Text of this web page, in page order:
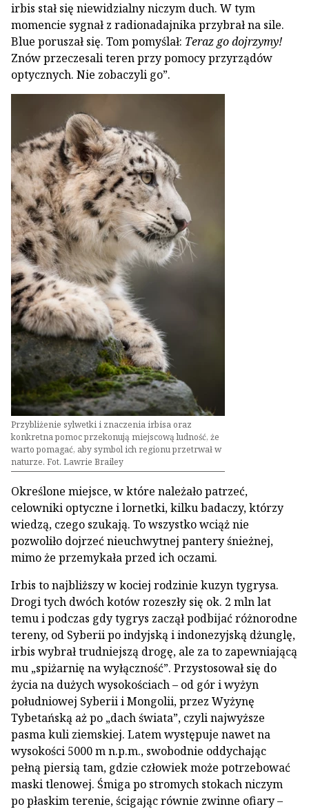
irbis stał się niewidzialny niczym duch. W tym
momencie sygnał z radionadajnika przybrał na sile.
Blue poruszał się. Tom pomyślał: Teraz go dojrzymy!
Znów przeczesali teren przy pomocy przyrządów
optycznych. Nie zobaczyli go”.
Przybliżenie sylwetki i znaczenia irbisa oraz
konkretna pomoc przekonują miejscową ludność, że
warto pomagać, aby symbol ich regionu przetrwał w
naturze. Fot. Lawrie Brailey
Określone miejsce, w które należało patrzeć,
celowniki optyczne i lornetki, kilku badaczy, którzy
wiedzą, czego szukają. To wszystko wciąż nie
pozwoliło dojrzeć nieuchwytnej pantery śnieżnej,
mimo że przemykała przed ich oczami.
Irbis to najbliższy w kociej rodzinie kuzyn tygrysa.
Drogi tych dwóch kotów rozeszły się ok. 2 mln lat
temu i podczas gdy tygrys zaczął podbijać różnorodne
tereny, od Syberii po indyjską i indonezyjską dżunglę,
irbis wybrał trudniejszą drogę, ale za to zapewniającą
mu „spiżarnię na wyłączność”. Przystosował się do
życia na dużych wysokościach – od gór i wyżyn
południowej Syberii i Mongolii, przez Wyżynę
Tybetańską aż po „dach świata”, czyli najwyższe
pasma kuli ziemskiej. Latem występuje nawet na
wysokości 5000 m n.p.m., swobodnie oddychając
pełną piersią tam, gdzie człowiek może potrzebować
maski tlenowej. Śmiga po stromych stokach niczym
po płaskim terenie, ścigając równie zwinne ofiary –